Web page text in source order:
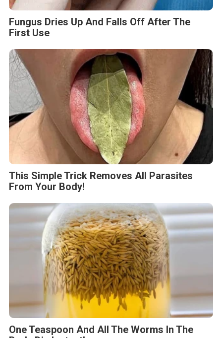
Fungus Dries Up And Falls Off After The
First Use
This Simple Trick Removes All Parasites
From Your Body!
One Teaspoon And All The Worms In The